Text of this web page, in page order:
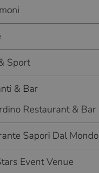
Sport
& Bar
Restaurant & Bar
Sapori Dal Mondo
Event Venue